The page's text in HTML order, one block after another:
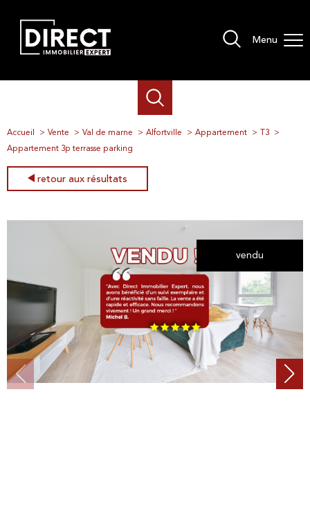
Menu
Accueil Vente Val de marne Alfortville Appartement
T3
Appartement 3p terrasse parking
retour aux résultats
vendu